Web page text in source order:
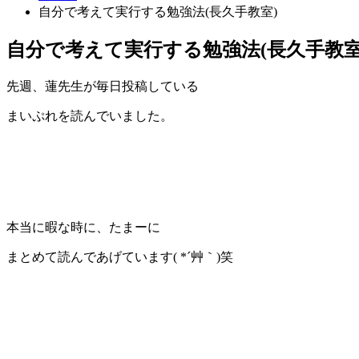
自分で考えて実行する勉強法(長久手教室)
自分で考えて実行する勉強法(長久手教
先週、蓮先生が毎日投稿している
まいぷれを読んでいました。
本当に暇な時に、たまーに
まとめて読んであげています( *´艸｀)笑